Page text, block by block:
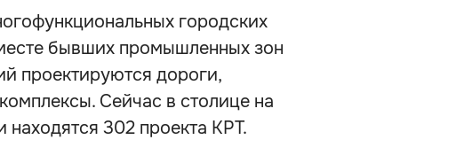
городских
бывших промышленных зон
проектируются дороги,
Сейчас в столице на
находятся 302 проекта КРТ.